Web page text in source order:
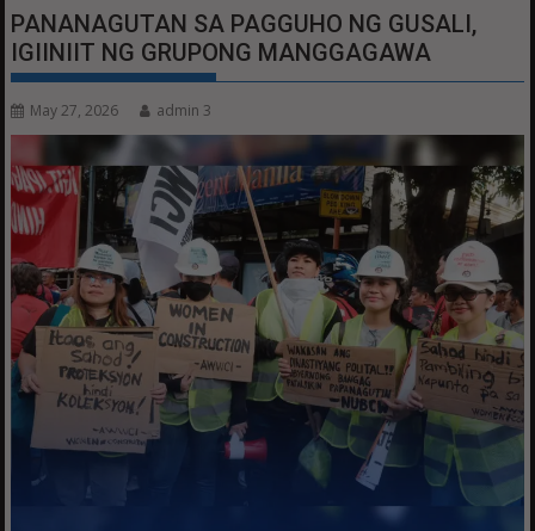
PANANAGUTAN SA PAGGUHO NG GUSALI,
IGIINIIT NG GRUPONG MANGGAGAWA
May 27, 2026 admin 3